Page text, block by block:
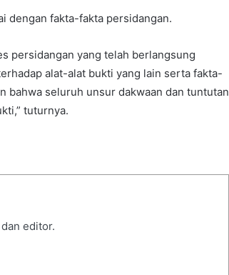
dengan fakta-fakta persidangan.
persidangan yang telah berlangsung
alat-alat bukti yang lain serta fakta-
bahwa seluruh unsur dakwaan dan tuntutan
tuturnya.
editor.